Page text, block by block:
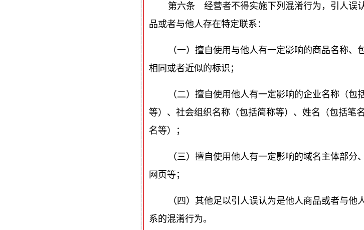
第六条 经营者不得实施下列混淆行为，引人误
品或者与他人存在特定联系：
（一）擅自使用与他人有一定影响的商品名称、
相同或者近似的标识；
（二）擅自使用他人有一定影响的企业名称（包
等）、社会组织名称（包括简称等）、姓名（包括笔
名等）；
（三）擅自使用他人有一定影响的域名主体部分
网页等；
（四）其他足以引人误认为是他人商品或者与他
系的混淆行为。